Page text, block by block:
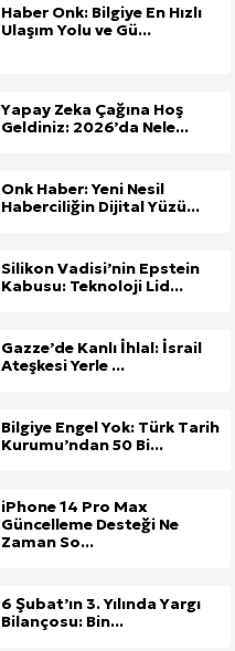
Haber Onk: Bilgiye En Hızlı
Ulaşım Yolu ve Gü...
Yapay Zeka Çağına Hoş
Geldiniz: 2026’da Nele...
Onk Haber: Yeni Nesil
Haberciliğin Dijital Yüzü...
Silikon Vadisi’nin Epstein
Kabusu: Teknoloji Lid...
Gazze’de Kanlı İhlal: İsrail
Ateşkesi Yerle ...
Bilgiye Engel Yok: Türk Tarih
Kurumu’ndan 50 Bi...
iPhone 14 Pro Max
Güncelleme Desteği Ne
Zaman So...
6 Şubat’ın 3. Yılında Yargı
Bilançosu: Bin...